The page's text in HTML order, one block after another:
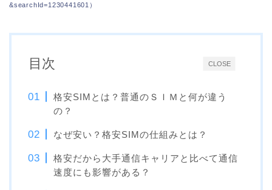
&searchId=1230441601）
CLOSE
目次
格安SIMとは？普通のＳＩＭと何が違う
の？
なぜ安い？格安SIMの仕組みとは？
格安だから大手通信キャリアと比べて通信
速度にも影響がある？